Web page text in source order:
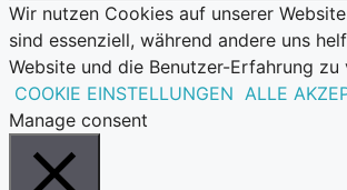
Wir nutzen Cookies auf unserer
sind essenziell, während andere uns
Website und die Benutzer-Erfahrung zu
COOKIE EINSTELLUNGEN ALLE
Manage consent